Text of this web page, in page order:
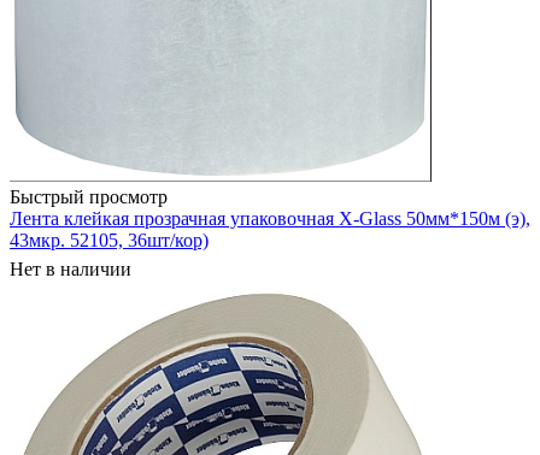
Быстрый просмотр
Лента клейкая прозрачная упаковочная X-Glass 50мм*150м (э),
43мкр. 52105, 36шт/кор)
Нет в наличии